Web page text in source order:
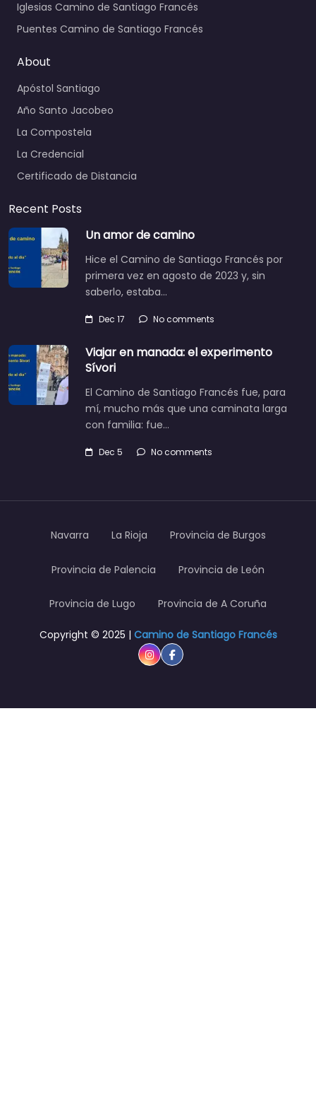
Iglesias Camino de Santiago Francés
Puentes Camino de Santiago Francés
About
Apóstol Santiago
Año Santo Jacobeo
La Compostela
La Credencial
Certificado de Distancia
Recent Posts
Un amor de camino
Hice el Camino de Santiago Francés por
primera vez en agosto de 2023 y, sin
saberlo, estaba…
Dec 17 No comments
Viajar en manada: el experimento
Sívori
El Camino de Santiago Francés fue, para
mí, mucho más que una caminata larga
con familia: fue…
Dec 5 No comments
Navarra La Rioja Provincia de Burgos
Provincia de Palencia Provincia de León
Provincia de Lugo Provincia de A Coruña
Copyright © 2025 | Camino de Santiago Francés